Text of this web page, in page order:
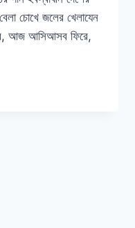
চোখে জলের খেলাযেন
আজ আসিআসব ফিরে,